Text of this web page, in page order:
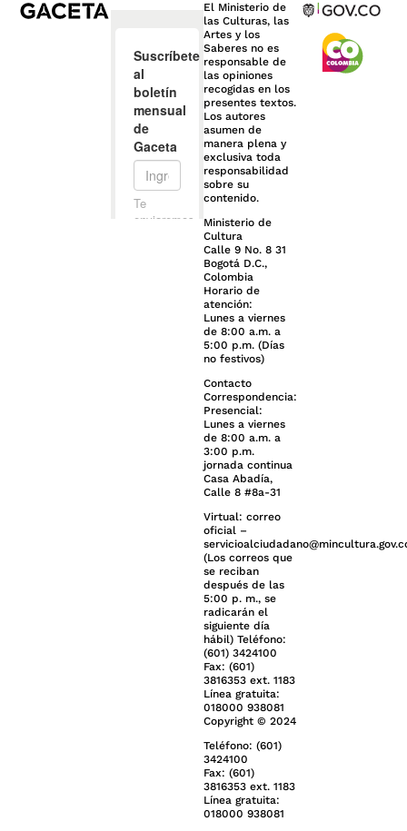
El Ministerio de
las Culturas, las
Artes y los
Saberes no es
responsable de
las opiniones
recogidas en los
presentes textos.
Los autores
asumen de
manera plena y
exclusiva toda
responsabilidad
sobre su
contenido.
Ministerio de
Cultura
Calle 9 No. 8 31
Bogotá D.C.,
Colombia
Horario de
atención:
Lunes a viernes
de 8:00 a.m. a
5:00 p.m. (Días
no festivos)
Contacto
Correspondencia:
Presencial:
Lunes a viernes
de 8:00 a.m. a
3:00 p.m.
jornada continua
Casa Abadía,
Calle 8 #8a-31
Virtual: correo
oficial –
(Los correos que
se reciban
después de las
5:00 p. m., se
radicarán el
siguiente día
hábil) Teléfono:
(601) 3424100
Fax: (601)
3816353 ext. 1183
Línea gratuita:
018000 938081
Copyright © 2024
Teléfono: (601)
3424100
Fax: (601)
3816353 ext. 1183
Línea gratuita:
018000 938081